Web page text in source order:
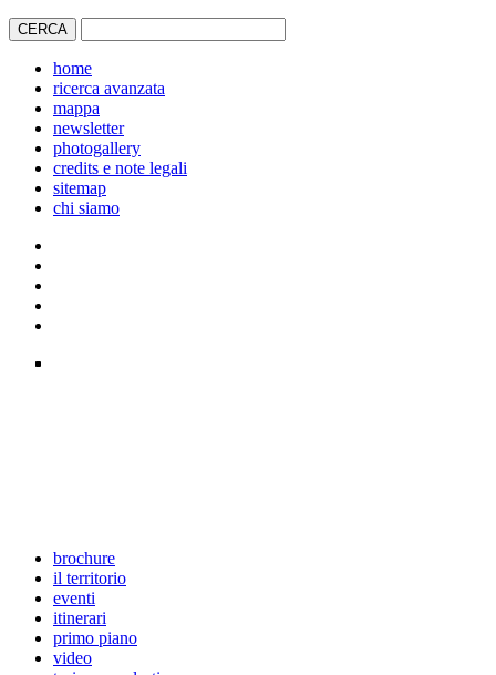
home
ricerca avanzata
mappa
newsletter
photogallery
credits e note legali
sitemap
chi siamo
brochure
il territorio
eventi
itinerari
primo piano
video